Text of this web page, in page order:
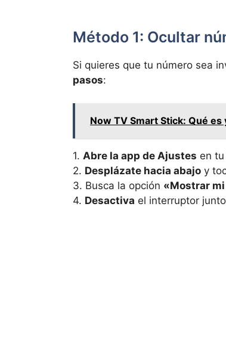
Método 1: Ocultar
Si quieres que tu número sea
pasos:
Now TV Smart Stick: Qué
1. Abre la app de Ajustes en
2. Desplázate hacia abajo y
3. Busca la opción «Mostrar mi
4. Desactiva el interruptor